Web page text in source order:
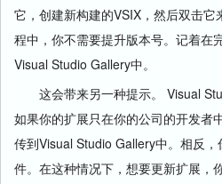
它，创建新构建的VSIX，然后双击
程中，你不需要提升版本号。记着在
Visual Studio Gallery中。
这会带来另一种提示。 Visual
如果你的扩展只在你的公司的开发者
传到Visual Studio Gallery中。相反
件。在这种情况下，想要更新扩展，